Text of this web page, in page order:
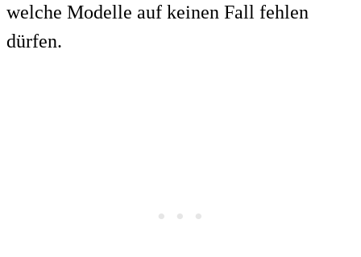
welche Modelle auf keinen Fall fehlen
dürfen.